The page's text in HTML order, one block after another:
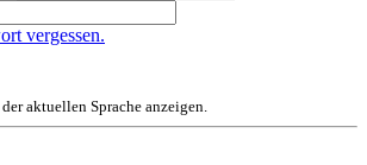
vergessen.
aktuellen Sprache anzeigen.